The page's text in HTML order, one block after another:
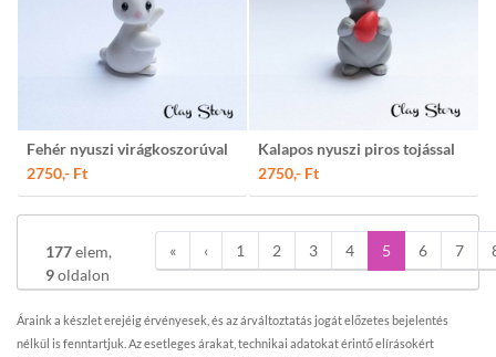
Fehér nyuszi virágkoszorúval
2750,- Ft
Kalapos nyuszi piros tojással
2750,- Ft
177elem,
9oldalon
« ‹ 1 2 3 4 5 6 7
Áraink a készlet erejéig érvényesek, és az árváltoztatás jogát előzetes bejelentés
nélkül is fenntartjuk. Az esetleges árakat, technikai adatokat érintő elírásokért